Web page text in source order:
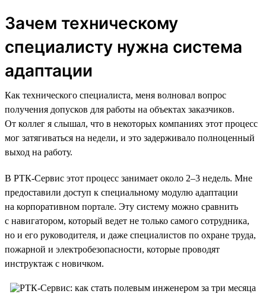
Зачем техническому
специалисту нужна система
адаптации
Как технического специалиста, меня волновал вопрос
получения допусков для работы на объектах заказчиков.
От коллег я слышал, что в некоторых компаниях этот процесс
мог затягиваться на недели, и это задерживало полноценный
выход на работу.
В РТК-Сервис этот процесс занимает около 2–3 недель. Мне
предоставили доступ к специальному модулю адаптации
на корпоративном портале. Эту систему можно сравнить
с навигатором, который ведет не только самого сотрудника,
но и его руководителя, и даже специалистов по охране труда,
пожарной и электробезопасности, которые проводят
инструктаж с новичком.